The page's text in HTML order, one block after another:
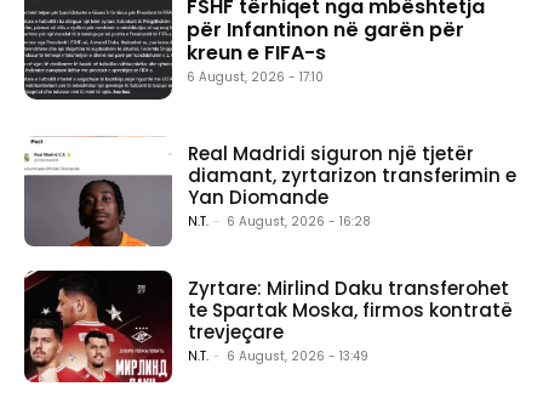
FSHF tërhiqet nga mbështetja
për Infantinon në garën për
kreun e FIFA-s
6 August, 2026 - 17:10
Real Madridi siguron një tjetër
diamant, zyrtarizon transferimin e
Yan Diomande
N.T. - 6 August, 2026 - 16:28
Zyrtare: Mirlind Daku transferohet
te Spartak Moska, firmos kontratë
trevjeçare
N.T. - 6 August, 2026 - 13:49